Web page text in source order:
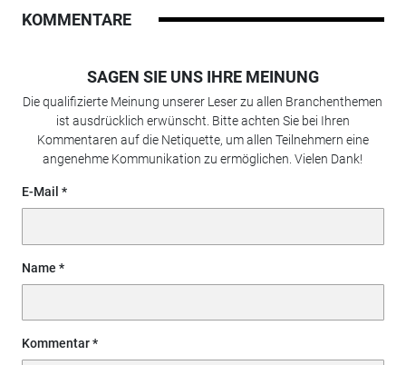
KOMMENTARE
SAGEN SIE UNS IHRE MEINUNG
Die qualifizierte Meinung unserer Leser zu allen Branchenthemen
ist ausdrücklich erwünscht. Bitte achten Sie bei Ihren
Kommentaren auf die Netiquette, um allen Teilnehmern eine
angenehme Kommunikation zu ermöglichen. Vielen Dank!
E-Mail
Name
Kommentar